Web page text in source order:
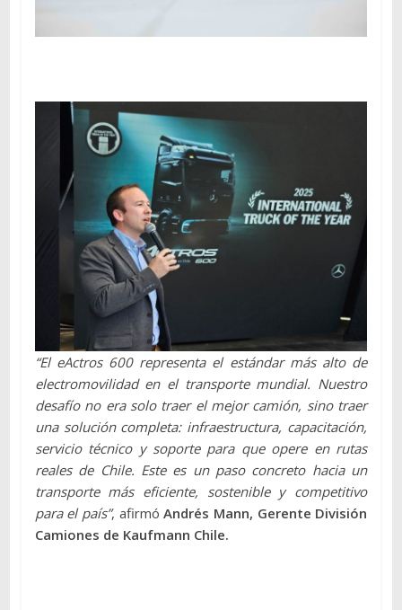
“El eActros 600 representa el estándar más alto de
electromovilidad en el transporte mundial. Nuestro
desafío no era solo traer el mejor camión, sino traer
una solución completa: infraestructura, capacitación,
servicio técnico y soporte para que opere en rutas
reales de Chile. Este es un paso concreto hacia un
transporte más eficiente, sostenible y competitivo
para el país”, afirmóAndrés Mann, Gerente División
Camiones de Kaufmann Chile.